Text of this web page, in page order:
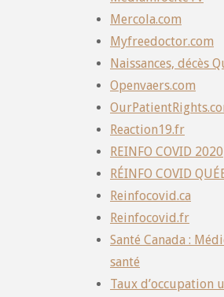
Mercola.com
Myfreedoctor.com
Naissances, décès
Openvaers.com
Reaction19.fr
REINFO COVID 2020
RÉINFO COVID
Reinfocovid.ca
Reinfocovid.fr
Santé Canada :
santé
Taux d’occupation